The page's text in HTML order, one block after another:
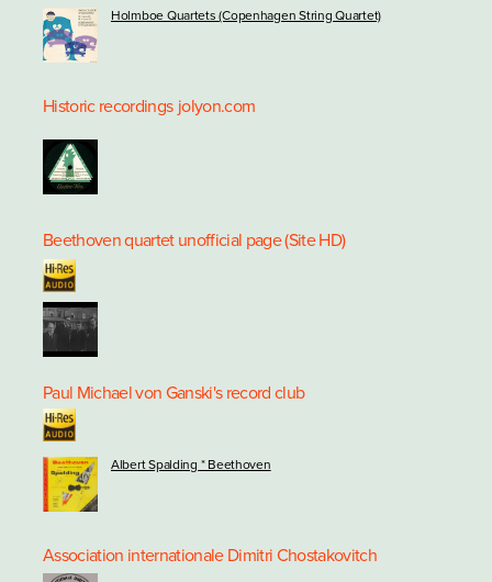
Holmboe Quartets (Copenhagen String Quartet)
Historic recordings jolyon.com
Beethoven quartet unofficial page (Site HD)
Paul Michael von Ganski's record club
Albert Spalding * Beethoven
Association internationale Dimitri Chostakovitch